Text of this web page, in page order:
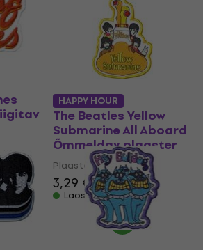
The Beatles Yellow
Submarine All Aboard
Õmmeldav plaaster
Plaaster / märk
3,29 €3,39 €
Laos olemas
HAPPY HOUR